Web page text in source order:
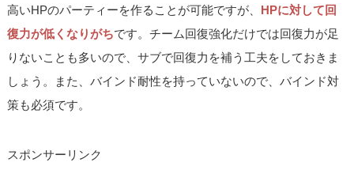
高いHPのパーティーを作ることが可能ですが、 HPに対して回
復力が低くなりがちです。チーム回復強化だけでは回復力が足
りないことも多いので、サブで回復力を補う工夫をしておきま
しょう。また、バインド耐性を持っていないので、バインド対
策も必須です。
スポンサーリンク